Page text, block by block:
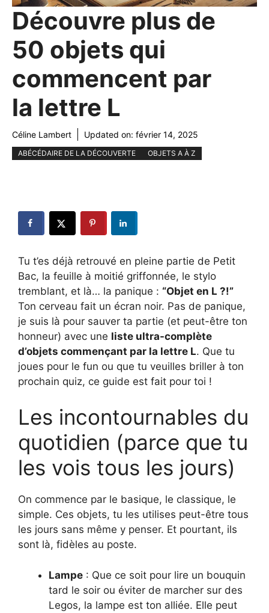
Découvre plus de
50 objets qui
commencent par
la lettre L
Céline Lambert Updated on: février 14, 2025
ABÉCÉDAIRE DE LA DÉCOUVERTE OBJETS A À Z
Tu t’es déjà retrouvé en pleine partie de Petit
Bac, la feuille à moitié griffonnée, le stylo
tremblant, et là… la panique : “Objet en L ?!”
Ton cerveau fait un écran noir. Pas de panique,
je suis là pour sauver ta partie (et peut-être ton
honneur) avec une liste ultra-complète
d’objets commençant par la lettre L. Que tu
joues pour le fun ou que tu veuilles briller à ton
prochain quiz, ce guide est fait pour toi !
Les incontournables du
quotidien (parce que tu
les vois tous les jours)
On commence par le basique, le classique, le
simple. Ces objets, tu les utilises peut-être tous
les jours sans même y penser. Et pourtant, ils
sont là, fidèles au poste.
Lampe : Que ce soit pour lire un bouquin
tard le soir ou éviter de marcher sur des
Legos, la lampe est ton alliée. Elle peut